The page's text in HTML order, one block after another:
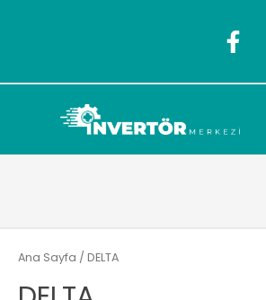
Ana Sayfa / DELTA